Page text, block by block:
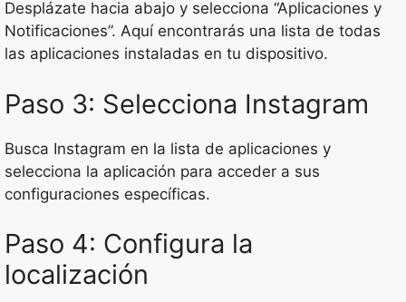
Desplázate hacia abajo y selecciona “Aplicaciones y
Notificaciones”. Aquí encontrarás una lista de todas
las aplicaciones instaladas en tu dispositivo.
Paso 3: Selecciona Instagram
Busca Instagram en la lista de aplicaciones y
selecciona la aplicación para acceder a sus
configuraciones específicas.
Paso 4: Configura la
localización